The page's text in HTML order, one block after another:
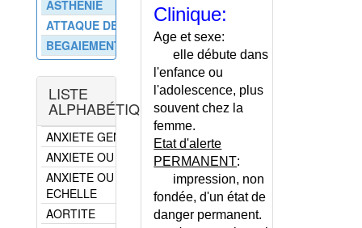
ASTHENIE
ATTAQUE DE PANIQUE
BEGAIEMENT
CEPHALEE DE
TENSION
DEPRESSION
NERVEUSE
DIFFICULTES
SCOLAIRES
DOULEUR
THORACIQUE A
LISTE
ALPHABÉTIQUE
ANUSCOPIE
ANXIETE
ANXIETE - CONSEILS
ANXIETE - ECHELLE DE
HAMILTON
ANXIETE DE L'ENFANT
ANXIETE GENERALISEE
ANXIETE OU DEPRESSION ?
ANXIETE OU DEPRESSION ? -
ECHELLE
AORTITE
Clinique:
Age et sexe:
elle débute dans
l'enfance ou
l'adolescence, plus
souvent chez la
femme.
Etat d'alerte
PERMANENT:
impression, non
fondée, d'un état de
danger permanent.